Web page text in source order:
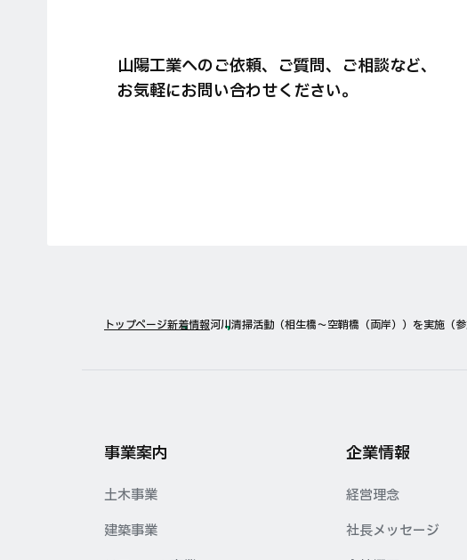
山陽工業へのご依頼、ご質問、ご相談など、
お気軽にお問い合わせください。
トップページ新着情報河川清掃活動（相生橋〜空鞘橋（両岸））を実施（
事業案内
土木事業
建築事業
企業情報
経営理念
社長メッセージ